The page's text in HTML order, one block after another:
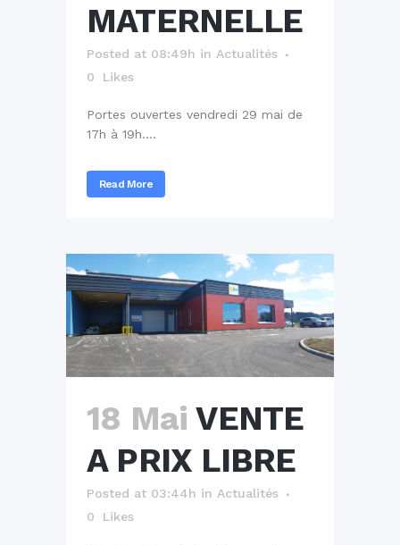
MATERNELLE
Posted at 08:49h in Actualités
0
Likes
Portes ouvertes vendredi 29 mai de
17h à 19h....
Read More
18 Mai VENTE
A PRIX LIBRE
Posted at 03:44h in Actualités
0
Likes